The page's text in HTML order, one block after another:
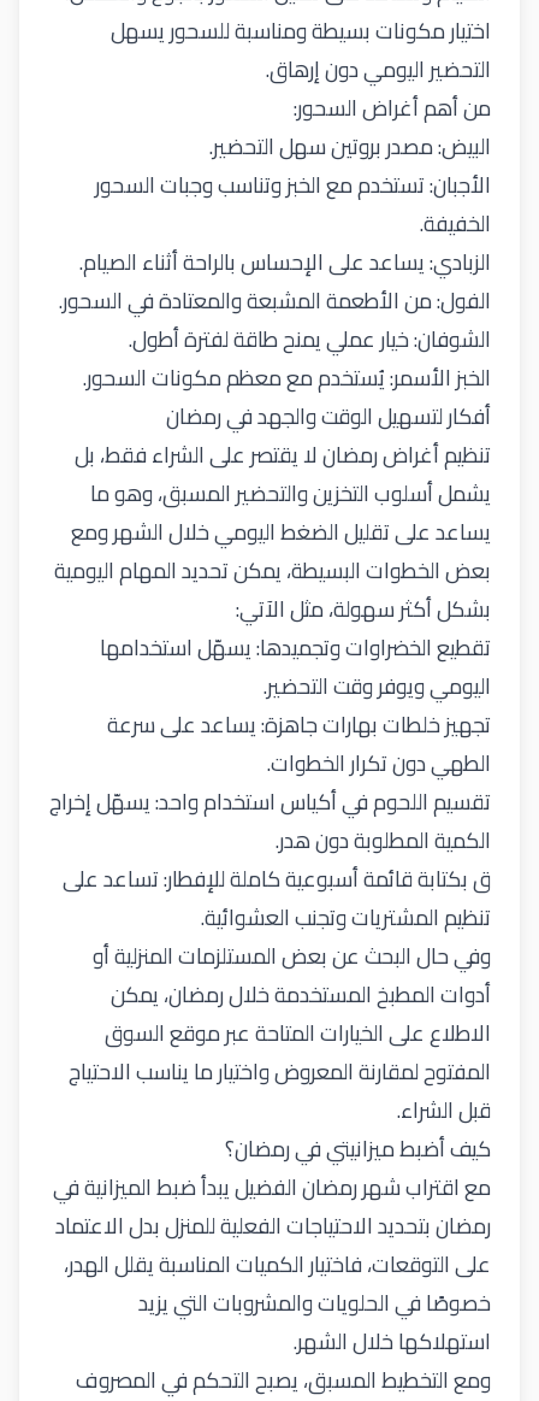
اختيار مكونات بسيطة ومناسبة للسحور يسهل
التحضير اليومي دون إرهاق.
من أهم أغراض السحور:
البيض: مصدر بروتين سهل التحضير.
الأجبان: تستخدم مع الخبز وتناسب وجبات السحور
الخفيفة.
الزبادي: يساعد على الإحساس بالراحة أثناء الصيام.
الفول: من الأطعمة المشبعة والمعتادة في السحور.
الشوفان: خيار عملي يمنح طاقة لفترة أطول.
الخبز الأسمر: يُستخدم مع معظم مكونات السحور.
أفكار لتسهيل الوقت والجهد في رمضان
تنظيم أغراض رمضان لا يقتصر على الشراء فقط، بل
يشمل أسلوب التخزين والتحضير المسبق، وهو ما
يساعد على تقليل الضغط اليومي خلال الشهر ومع
بعض الخطوات البسيطة، يمكنتحديدالمهام اليومية
بشكل أكثر سهولة، مثل الآتي:
تقطيع الخضراوات وتجميدها: يسهّل استخدامها
اليومي ويوفر وقت التحضير.
تجهيز خلطات بهارات جاهزة: يساعد على سرعة
الطهي دون تكرار الخطوات.
تقسيم اللحوم في أكياس استخدام واحد: يسهّل إخراج
الكمية المطلوبة دون هدر.
قبكتابةقائمة أسبوعيةكاملةللإفطار: تساعد على
تنظيم المشتريات وتجنب العشوائية.
وفي حال البحث عن بعض المستلزمات المنزلية أو
أدوات المطبخ المستخدمة خلال رمضان، يمكن
الاطلاع على الخيارات المتاحة عبر موقعالسوق
المفتوحلمقارنة المعروض واختيار ما يناسب الاحتياج
قبل الشراء.
كيف أضبط ميزانيتي في رمضان؟
معاقتراب شهر رمضان الفضيليبدأ ضبط الميزانية في
رمضان بتحديد الاحتياجات الفعلية للمنزل بدل الاعتماد
على التوقعات، فاختيار الكميات المناسبة يقلل الهدر،
خصوصًا في الحلويات والمشروبات التي يزيد
استهلاكها خلال الشهر.
ومع التخطيط المسبق، يصبح التحكم في المصروف